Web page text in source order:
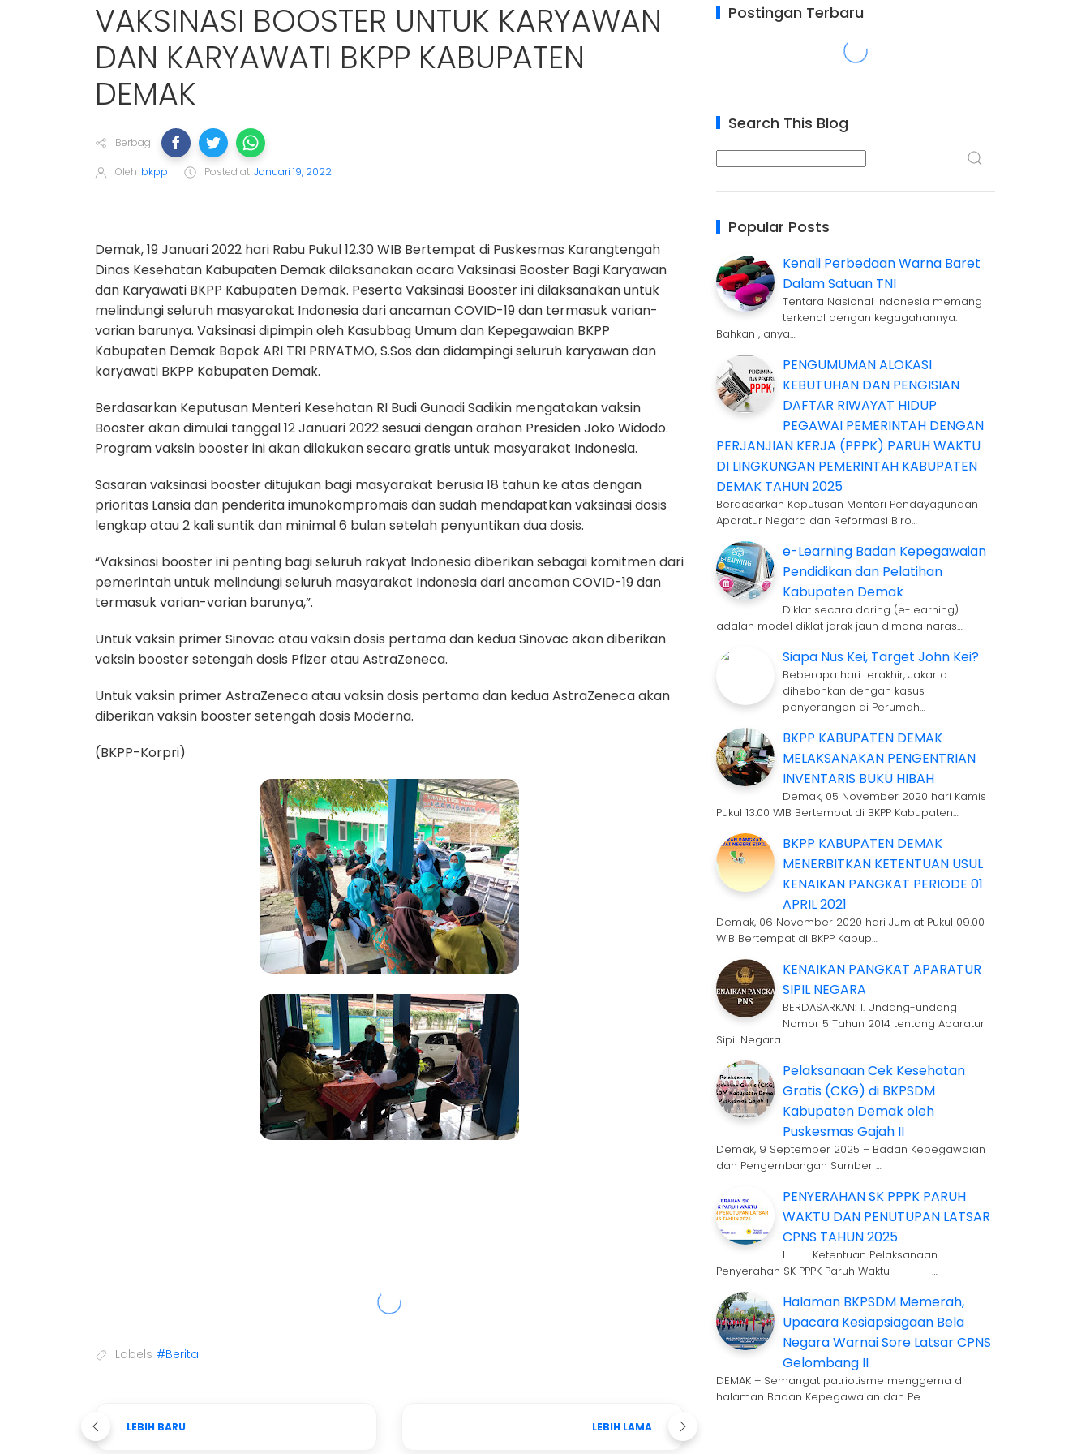
VAKSINASI BOOSTER UNTUK KARYAWAN
DAN KARYAWATI BKPP KABUPATEN
DEMAK
Berbagi
Oleh bkpp Posted at Januari 19, 2022
Demak, 19 Januari 2022 hari Rabu Pukul 12.30 WIB Bertempat di Puskesmas Karangtengah
Dinas Kesehatan Kabupaten Demak dilaksanakan acara Vaksinasi Booster Bagi Karyawan
dan Karyawati BKPP Kabupaten Demak. Peserta Vaksinasi Booster ini dilaksanakan untuk
melindungi seluruh masyarakat Indonesia dari ancaman COVID-19 dan termasuk varian-
varian barunya. Vaksinasi dipimpin oleh Kasubbag Umum dan Kepegawaian BKPP
Kabupaten Demak Bapak ARI TRI PRIYATMO, S.Sos dan didampingi seluruh karyawan dan
karyawati BKPP Kabupaten Demak.
Berdasarkan Keputusan Menteri Kesehatan RI Budi Gunadi Sadikin mengatakan vaksin
Booster akan dimulai tanggal 12 Januari 2022 sesuai dengan arahan Presiden Joko Widodo.
Program vaksin booster ini akan dilakukan secara gratis untuk masyarakat Indonesia.
Sasaran vaksinasi booster ditujukan bagi masyarakat berusia 18 tahun ke atas dengan
prioritas Lansia dan penderita imunokompromais dan sudah mendapatkan vaksinasi dosis
lengkap atau 2 kali suntik dan minimal 6 bulan setelah penyuntikan dua dosis.
“Vaksinasi booster ini penting bagi seluruh rakyat Indonesia diberikan sebagai komitmen dari
pemerintah untuk melindungi seluruh masyarakat Indonesia dari ancaman COVID-19 dan
termasuk varian-varian barunya,”.
Untuk vaksin primer Sinovac atau vaksin dosis pertama dan kedua Sinovac akan diberikan
vaksin booster setengah dosis Pfizer atau AstraZeneca.
Untuk vaksin primer AstraZeneca atau vaksin dosis pertama dan kedua AstraZeneca akan
diberikan vaksin booster setengah dosis Moderna.
(BKPP-Korpri)
Labels #Berita
LEBIH BARU LEBIH LAMA
Postingan Terbaru
Search This Blog
Popular Posts
Kenali Perbedaan Warna Baret
Dalam Satuan TNI
Tentara Nasional Indonesia memang
terkenal dengan kegagahannya.
Bahkan , anya…
PENGUMUMAN ALOKASI
KEBUTUHAN DAN PENGISIAN
DAFTAR RIWAYAT HIDUP
PEGAWAI PEMERINTAH DENGAN
PERJANJIAN KERJA (PPPK) PARUH WAKTU
DI LINGKUNGAN PEMERINTAH KABUPATEN
DEMAK TAHUN 2025
Berdasarkan Keputusan Menteri Pendayagunaan
Aparatur Negara dan Reformasi Biro…
e-Learning Badan Kepegawaian
Pendidikan dan Pelatihan
Kabupaten Demak
Diklat secara daring (e-learning)
adalah model diklat jarak jauh dimana naras…
Siapa Nus Kei, Target John Kei?
Beberapa hari terakhir, Jakarta
dihebohkan dengan kasus
penyerangan di Perumah…
BKPP KABUPATEN DEMAK
MELAKSANAKAN PENGENTRIAN
INVENTARIS BUKU HIBAH
Demak, 05 November 2020 hari Kamis
Pukul 13.00 WIB Bertempat di BKPP Kabupaten…
BKPP KABUPATEN DEMAK
MENERBITKAN KETENTUAN USUL
KENAIKAN PANGKAT PERIODE 01
APRIL 2021
Demak, 06 November 2020 hari Jum'at Pukul 09.00
WIB Bertempat di BKPP Kabup…
KENAIKAN PANGKAT APARATUR
SIPIL NEGARA
BERDASARKAN: 1. Undang-undang
Nomor 5 Tahun 2014 tentang Aparatur
Sipil Negara…
Pelaksanaan Cek Kesehatan
Gratis (CKG) di BKPSDM
Kabupaten Demak oleh
Puskesmas Gajah II
Demak, 9 September 2025 – Badan Kepegawaian
dan Pengembangan Sumber …
PENYERAHAN SK PPPK PARUH
WAKTU DAN PENUTUPAN LATSAR
CPNS TAHUN 2025
I. Ketentuan Pelaksanaan
Penyerahan SK PPPK Paruh Waktu …
Halaman BKPSDM Memerah,
Upacara Kesiapsiagaan Bela
Negara Warnai Sore Latsar CPNS
Gelombang II
DEMAK – Semangat patriotisme menggema di
halaman Badan Kepegawaian dan Pe…